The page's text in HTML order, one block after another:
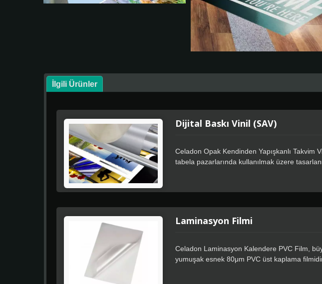
İlgili Ürünler
Dijital Baskı Vinil (SAV)
Celadon Opak Kendinden Yapışkanlı
tabela pazarlarında kullanılmak üzere
Laminasyon Filmi
Celadon Laminasyon Kalendere PVC Film,
yumuşak esnek 80μm PVC üst kaplama